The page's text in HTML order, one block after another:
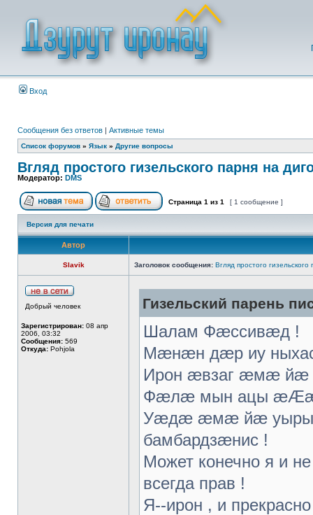
Вход
Сообщения без ответов | Активные темы
Список форумов » Язык » Другие вопросы
Вгляд простого гизельского парня на
Модератор: DMS
Страница 1 из 1 [ 1 сообщение ]
Версия для печати
Автор
Slavik Заголовок сообщения: Вгляд простого
Добрый человек
Зарегистрирован: 08 апр
2006, 03:32
Сообщения: 569
Откуда: Pohjola
Гизельский парень
Шалам Фæссивæд !
Мæнæн дæр иу
Ирон æвзаг æмæ йæ
Фæлæ мын ацы
Уæдæ æмæ йæ
бамбардзæнис !
Может конечно я и
всегда прав !
Я--ирон , и